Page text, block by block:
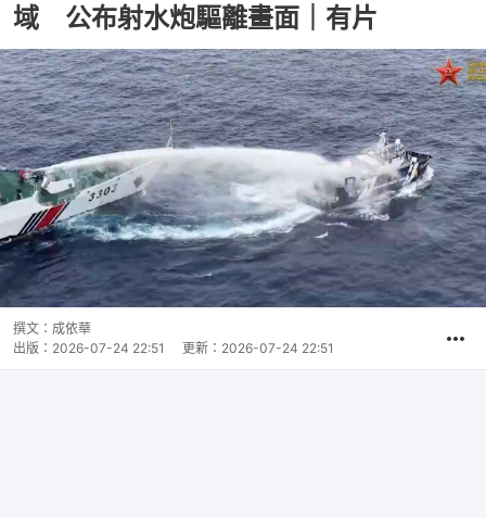
域 公布射水炮驅離畫面｜有片
撰文： 成依華
出版： 2026-07-24 22:51 更新： 2026-07-24 22:51